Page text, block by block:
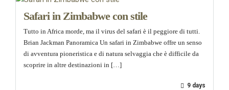
Safari in Zimbabwe con stile
Tutto in Africa morde, ma il virus del safari è il peggiore di tutti.
Brian Jackman Panoramica Un safari in Zimbabwe offre un senso
di avventura pioneristica e di natura selvaggia che è difficile da
scoprire in altre destinazioni in […]
9 days